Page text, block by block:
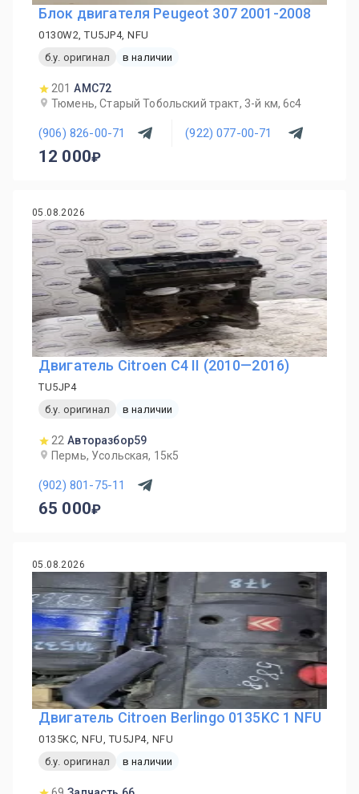
Блок двигателя Peugeot 307 2001-2008
0130W2, TU5JP4, NFU
б.у. оригинал
в наличии
201 AMC72
Тюмень, Старый Тобольский тракт, 3-й км, 6с4
(906) 826-00-71 (922) 077-00-71
12 000
05.08.2026
Двигатель Citroen C4 II (2010—2016)
TU5JP4
б.у. оригинал
в наличии
22 Авторазбор59
Пермь, Усольская, 15к5
(902) 801-75-11
65 000
05.08.2026
Двигатель Citroen Berlingo 0135KC 1 NFU
0135KC, NFU, TU5JP4, NFU
б.у. оригинал
в наличии